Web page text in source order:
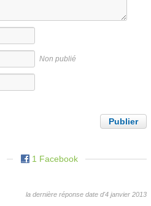
Non publié
1 Facebook
la dernière réponse date d'4 janvier 2013